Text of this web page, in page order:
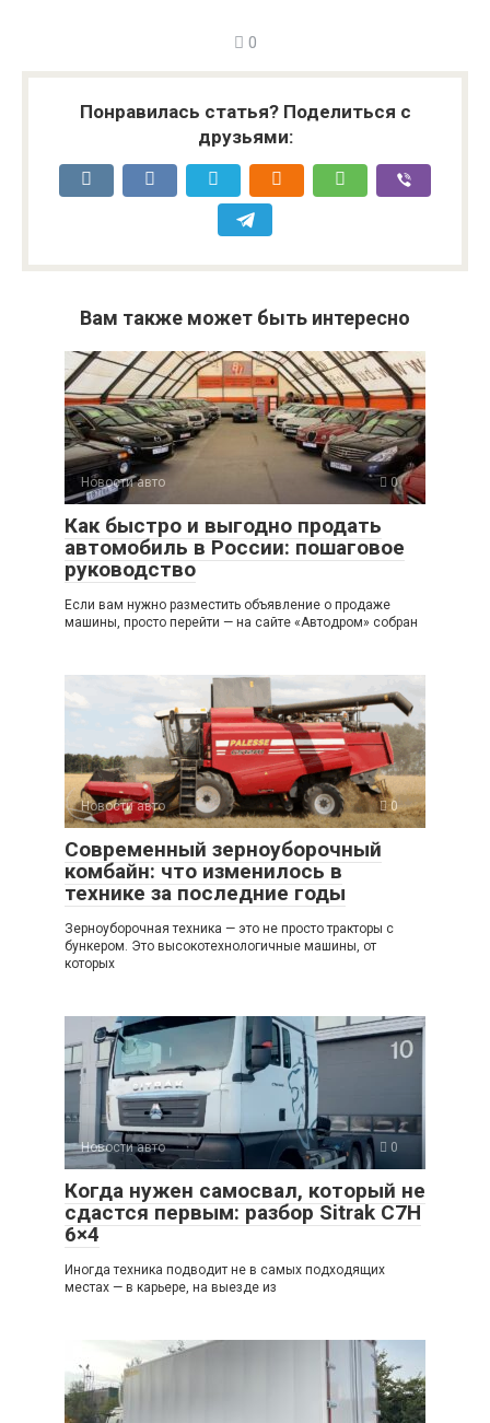
0
Понравилась статья? Поделиться с
друзьями:
Вам также может быть интересно
Новости авто 0
Как быстро и выгодно продать
автомобиль в России: пошаговое
руководство
Если вам нужно разместить объявление о продаже
машины, просто перейти — на сайте «Автодром» собран
Новости авто 0
Современный зерноуборочный
комбайн: что изменилось в
технике за последние годы
Зерноуборочная техника — это не просто тракторы с
бункером. Это высокотехнологичные машины, от
которых
Новости авто 0
Когда нужен самосвал, который не
сдастся первым: разбор Sitrak C7H
6×4
Иногда техника подводит не в самых подходящих
местах — в карьере, на выезде из